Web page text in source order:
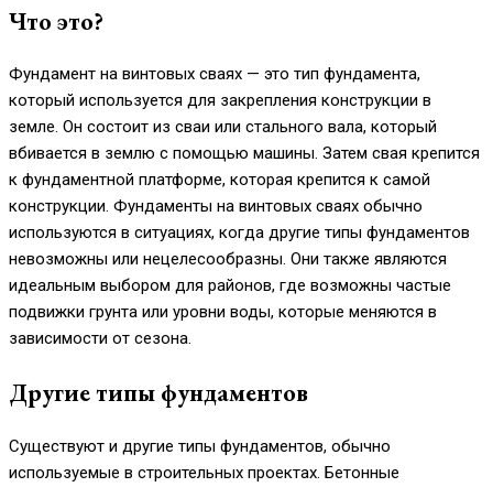
Что это?
Фундамент на винтовых сваях — это тип фундамента,
который используется для закрепления конструкции в
земле. Он состоит из сваи или стального вала, который
вбивается в землю с помощью машины. Затем свая крепится
к фундаментной платформе, которая крепится к самой
конструкции. Фундаменты на винтовых сваях обычно
используются в ситуациях, когда другие типы фундаментов
невозможны или нецелесообразны. Они также являются
идеальным выбором для районов, где возможны частые
подвижки грунта или уровни воды, которые меняются в
зависимости от сезона.
Другие типы фундаментов
Существуют и другие типы фундаментов, обычно
используемые в строительных проектах. Бетонные